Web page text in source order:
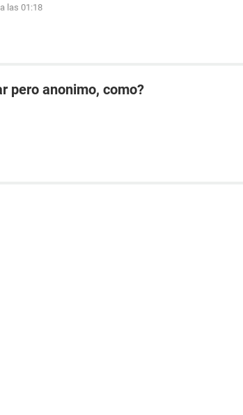
las 01:18
pero anonimo, como?